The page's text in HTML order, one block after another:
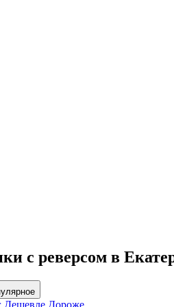
с реверсом в
Дешевле Дороже